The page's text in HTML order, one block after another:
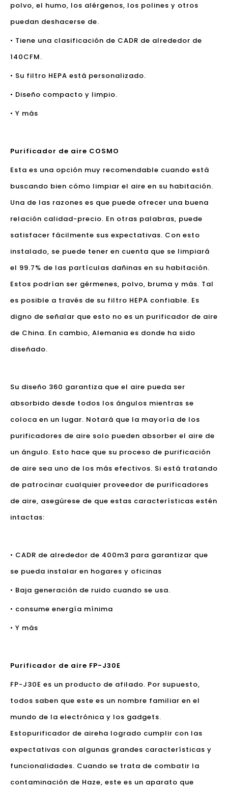
polvo, el humo, los alérgenos, los polines y otros
puedan deshacerse de.
• Tiene una clasificación de CADR de alrededor de
140CFM.
• Su filtro HEPA está personalizado.
• Diseño compacto y limpio.
• Y más
Purificador de aire COSMO
Esta es una opción muy recomendable cuando está
buscando bien cómo limpiar el aire en su habitación.
Una de las razones es que puede ofrecer una buena
relación calidad-precio. En otras palabras, puede
satisfacer fácilmente sus expectativas. Con esto
instalado, se puede tener en cuenta que se limpiará
el 99.7% de las partículas dañinas en su habitación.
Estos podrían ser gérmenes, polvo, bruma y más. Tal
es posible a través de su filtro HEPA confiable. Es
digno de señalar que esto no es un purificador de aire
de China. En cambio, Alemania es donde ha sido
diseñado.
Su diseño 360 garantiza que el aire pueda ser
absorbido desde todos los ángulos mientras se
coloca en un lugar. Notará que la mayoría de los
purificadores de aire solo pueden absorber el aire de
un ángulo. Esto hace que su proceso de purificación
de aire sea uno de los más efectivos. Si está tratando
de patrocinar cualquier proveedor de purificadores
de aire, asegúrese de que estas características estén
intactas:
• CADR de alrededor de 400m3 para garantizar que
se pueda instalar en hogares y oficinas
• Baja generación de ruido cuando se usa.
• consume energía mínima
• Y más
Purificador de aire FP-J30E
FP-J30E es un producto de afilado. Por supuesto,
todos saben que este es un nombre familiar en el
mundo de la electrónica y los gadgets.
Estopurificador de aireha logrado cumplir con las
expectativas con algunas grandes características y
funcionalidades. Cuando se trata de combatir la
contaminación de Haze, este es un aparato que